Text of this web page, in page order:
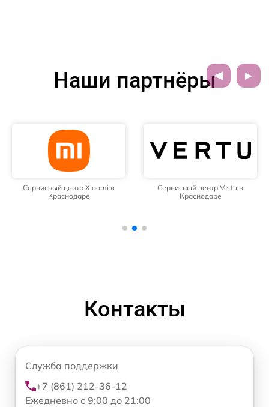
Наши партнёры
Сервисный центр Xiaomi в
Краснодаре
Сервисный центр Vertu в
Краснодаре
Контакты
Служба поддержки
+7 (861) 212-36-12
Ежедневно с 9:00 до 21:00